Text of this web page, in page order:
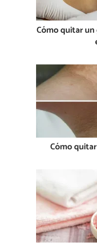
Cómo quitar
Cómo